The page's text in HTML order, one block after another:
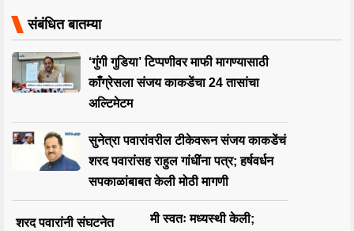
संबंधित बातम्या
‘गुंगी गुडिया’ टिप्पणीवर माफी मागण्यासाठी
काँग्रेसला संजय काकडेंचा 24 तासांचा
अल्टिमेटम
सुनेत्रा पवारांवरील टीकेवरून संजय काकडेंचं
शरद पवारांसह राहुल गांधींना पत्र; हर्षवर्धन
सपकाळांबाबत केली मोठी मागणी
शरद पवारांनी संघटनेत
मी स्वतः मध्यस्थी केली;